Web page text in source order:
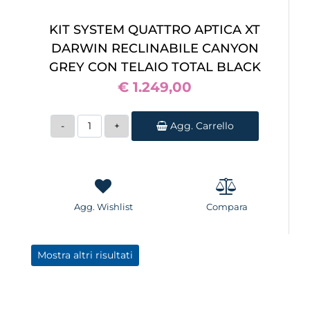
KIT SYSTEM QUATTRO APTICA XT
DARWIN RECLINABILE CANYON
GREY CON TELAIO TOTAL BLACK
€ 1.249,00
Quantità
Agg. Carrello
Agg. Wishlist Compara
Mostra altri risultati